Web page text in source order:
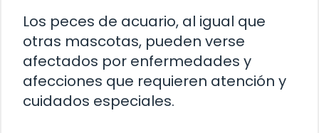
Los peces de acuario, al igual que
otras mascotas, pueden verse
afectados por enfermedades y
afecciones que requieren atención y
cuidados especiales.